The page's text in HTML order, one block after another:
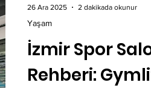
İzmir Spor
Rehberi:
Yaşam
26 Ara 2025 2 dakikada okunur